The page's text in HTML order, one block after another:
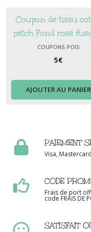
Coupon de tissu
patch Fond rose
Pois rouges
COUPONS POIS
5€
AJOUTER AU PANIER
PAIEMENT
Visa,
CODE
Frais de port
code FRAIS DE
SATISFAIT